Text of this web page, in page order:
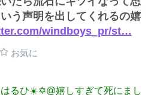
う声明を出してくれるの嬉
windboys_pr/st…
お気に
るひ☀️✡@嬉しすぎて死にまし